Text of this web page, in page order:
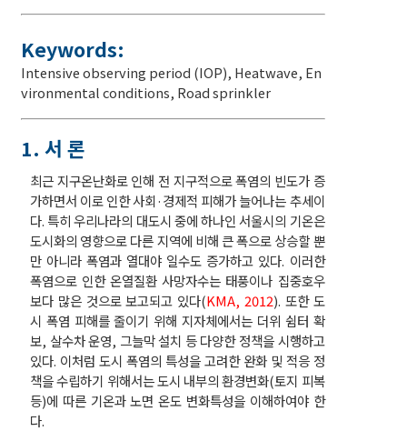
Keywords:
Intensive observing period (IOP), Heatwave, En
vironmental conditions, Road sprinkler
1. 서 론
최근 지구온난화로 인해 전 지구적으로 폭염의 빈도가 증
가하면서 이로 인한 사회·경제적 피해가 늘어나는 추세이
다. 특히 우리나라의 대도시 중에 하나인 서울시의 기온은
도시화의 영향으로 다른 지역에 비해 큰 폭으로 상승할 뿐
만 아니라 폭염과 열대야 일수도 증가하고 있다. 이러한
폭염으로 인한 온열질환 사망자수는 태풍이나 집중호우
보다 많은 것으로 보고되고 있다(KMA, 2012). 또한 도
시 폭염 피해를 줄이기 위해 지자체에서는 더위 쉼터 확
보, 살수차 운영, 그늘막 설치 등 다양한 정책을 시행하고
있다. 이처럼 도시 폭염의 특성을 고려한 완화 및 적응 정
책을 수립하기 위해서는 도시 내부의 환경변화(토지 피복
등)에 따른 기온과 노면 온도 변화특성을 이해하여야 한
다.